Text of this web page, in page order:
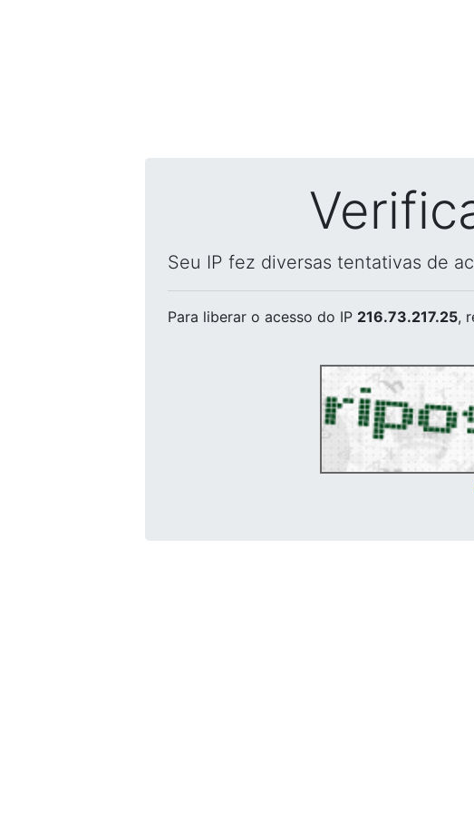
Seu IP fez diversas tentativas de
Para liberar o acesso do IP 216.73.217.25,